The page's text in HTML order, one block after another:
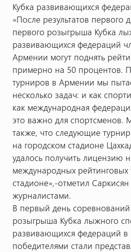
Кубка развивающихся
«После результатов первого
первого розыгрыша Кубка
развивающихся федераций
Армении могут поднять
примерно на 50 процентов.
турниров в Армении мы
несколько задач: и как
как международная
это важно для спортсменов.
также, что следующие
на городском стадионе
удалось получить лицензию
международных рейтинговых
стадионе»,-отметил
журналистами.
В первый день
розыгрыша Кубка лыжного
развивающихся федераций в
победителями стали